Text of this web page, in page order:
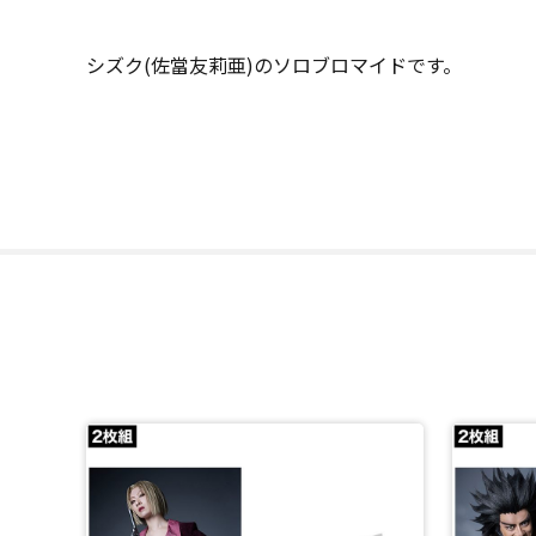
シズク(佐當友莉亜)のソロブロマイドです。